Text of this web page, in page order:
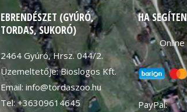
EBRENDÉSZET (GYÚRÓ,
TORDAS, SUKORÓ)
2464 Gyúró, Hrsz. 044/2.
Üzemeltetője: Bioslogos Kft.
Email: info@tordaszoo.hu
Tel: +36309614645
HA
PayPal: